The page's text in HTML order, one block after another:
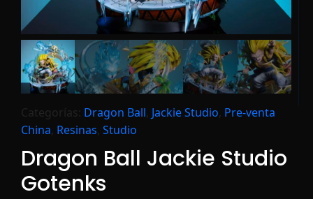
Categorías: Dragon Ball Jackie Studio Pre-venta
China Resinas Studio
Dragon Ball Jackie Studio
Gotenks